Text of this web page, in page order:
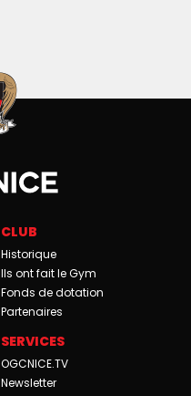
CLUB
Historique
Ils ont fait le Gym
Fonds de dotation
Partenaires
SERVICES
OGCNICE.TV
Newsletter